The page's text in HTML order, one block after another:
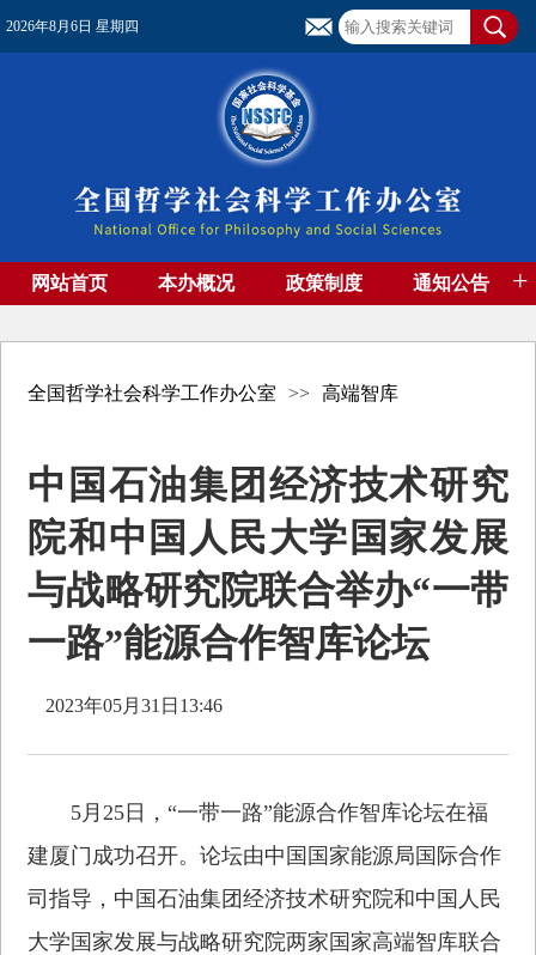
2026年8月6日 星期四
网站首页 本办概况 政策制度 通知公告 +
全国哲学社会科学工作办公室 >> 高端智库
中国石油集团经济技术研究
院和中国人民大学国家发展
与战略研究院联合举办“一带
一路”能源合作智库论坛
2023年05月31日13:46
5月25日，“一带一路”能源合作智库论坛在福
建厦门成功召开。论坛由中国国家能源局国际合作
司指导，中国石油集团经济技术研究院和中国人民
大学国家发展与战略研究院两家国家高端智库联合